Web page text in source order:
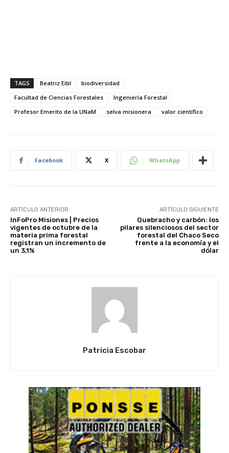
TAGS Beatriz Eibl
biodiversidad
Facultad de Ciencias Forestales
Ingeniería Forestal
Profesor Emerito de la UNaM
selva misionera valor científico
Facebook X WhatsApp
ARTÍCULO ANTERIOR
InFoPro Misiones | Precios
vigentes de octubre de la
materia prima forestal
registran un incremento de
un 3,1%
ARTÍCULO SIGUIENTE
Quebracho y carbón: los
pilares silenciosos del sector
forestal del Chaco Seco
frente a la economía y el
dólar
Patricia Escobar